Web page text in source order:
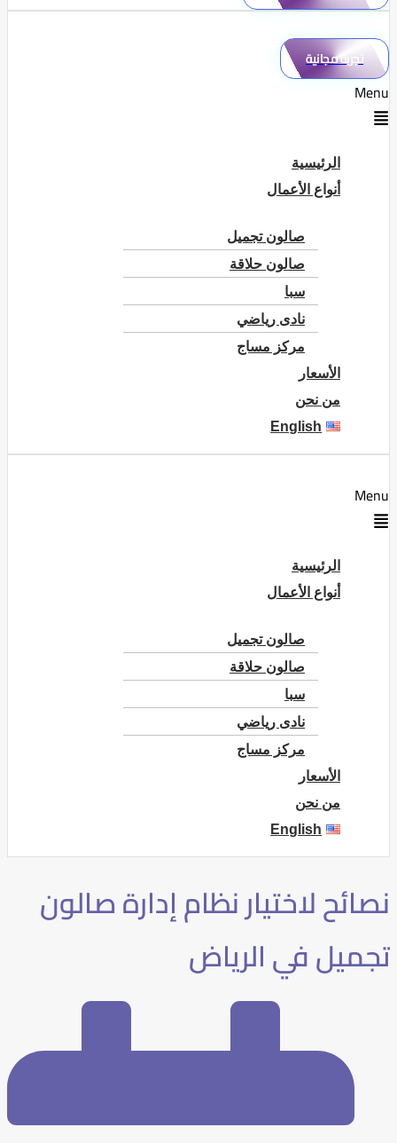
تجربة مجانية
Menu
الرئيسية
أنواع الأعمال
صالون تجميل
صالون حلاقة
سبا
نادى رياضي
مركز مساج
الأسعار
من نحن
English
Menu
الرئيسية
أنواع الأعمال
صالون تجميل
صالون حلاقة
سبا
نادى رياضي
مركز مساج
الأسعار
من نحن
English
نصائح لاختيار نظام إدارة صالون
تجميل في الرياض